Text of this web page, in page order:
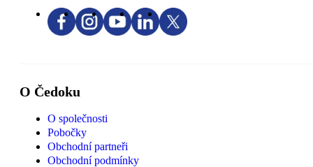
O Čedoku
O společnosti
Pobočky
Obchodní partneři
Obchodní podmínky